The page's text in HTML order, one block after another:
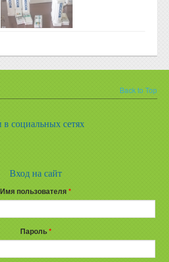
Back to Top
социальных сетях
Вход на сайт
Имя пользователя*
Пароль*